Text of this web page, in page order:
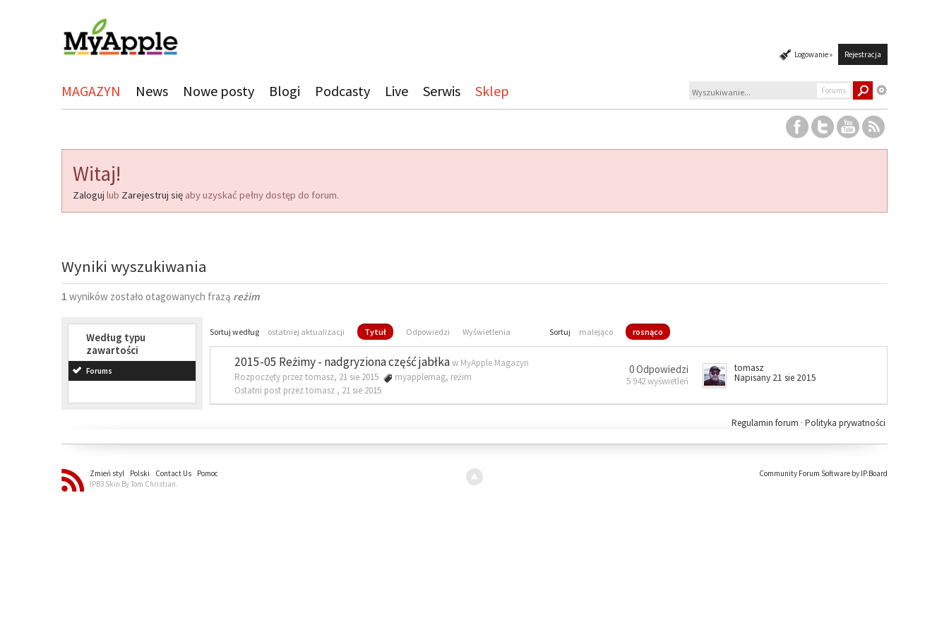
Logowanie » Rejestracja
MAGAZYN News Nowe posty Blogi Podcasty Live Serwis Sklep Forums
Witaj!
Zaloguj lub Zarejestruj się aby uzyskać pełny dostęp do forum.
Wyniki wyszukiwania
1 wyników zostało otagowanych frazą reżim
Według typu
zawartości
Forums
Sortuj według ostatniej aktualizacji Tytuł Odpowiedzi Wyświetlenia Sortuj malejąco rosnąco
2015-05 Reżimy - nadgryziona część jabłkaw MyApple Magazyn
Rozpoczęty przez tomasz, 21 sie 2015
myapplemag, reżim
Ostatni post przez tomasz , 21 sie 2015
0 Odpowiedzi
5 942 wyświetleń
tomasz
Napisany 21 sie 2015
Polityka prywatności
Regulamin forum ·
Zmień styl Polski Contact Us
Pomoc
IPB3 Skin By Tom Christian.
Community Forum Software by IP.Board